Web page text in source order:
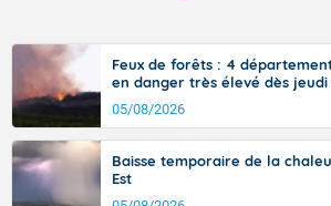
Feux de forêts : 4
en danger très élevé dès jeudi
05/08/2026
Baisse temporaire de la
Est